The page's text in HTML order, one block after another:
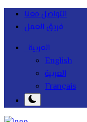
التواصل معنا
فريق العمل
العربية
English
العربية
Français